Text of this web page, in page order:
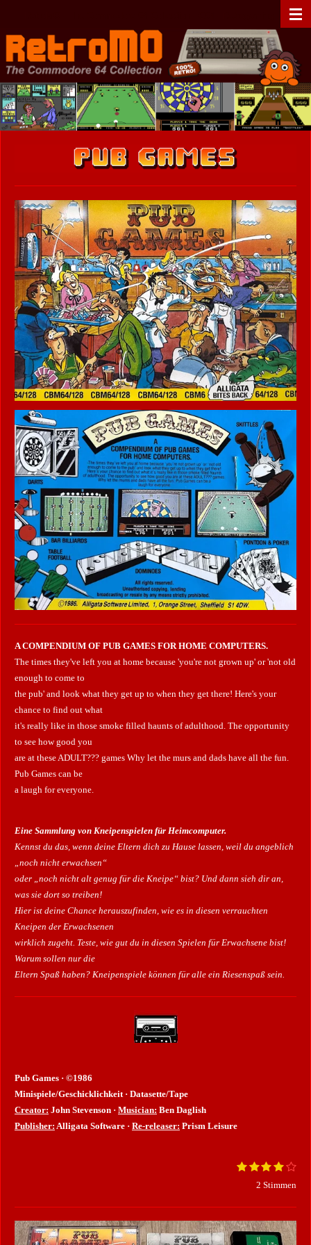
springen
A COMPENDIUM OF PUB GAMES FOR HOME COMPUTERS.
The times they've left you at home because 'you're not grown up' or 'not old
enough to come to
the pub' and look what they get up to when they get there! Here's your
chance to find out what
it's really like in those smoke filled haunts of adulthood. The opportunity
to see how good you
are at these ADULT??? games Why let the murs and dads have all the fun.
Pub Games can be
a laugh for everyone.
Eine Sammlung von Kneipenspielen für Heimcomputer.
Kennst du das, wenn deine Eltern dich zu Hause lassen, weil du angeblich
„noch nicht erwachsen“
oder „noch nicht alt genug für die Kneipe“ bist? Und dann sieh dir an,
was sie dort so treiben!
Hier ist deine Chance herauszufinden, wie es in diesen verrauchten
Kneipen der Erwachsenen
wirklich zugeht. Teste, wie gut du in diesen Spielen für Erwachsene bist!
Warum sollen nur die
Eltern Spaß haben? Kneipenspiele können für alle ein Riesenspaß sein.
Pub Games · ©1986
Minispiele/Geschicklichkeit · Datasette/Tape
Creator: John Stevenson · Musician: Ben Daglish
Publisher: Alligata Software · Re-releaser: Prism Leisure
r
1
r
n
2
r
n
e
3
t
r
n
e
4
t
r
n
e
5
t
r
n
e
B
w
r
t
u
2 Stimmen